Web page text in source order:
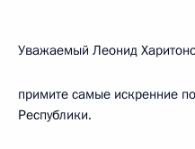
Уважаемый Леонид
примите самые искренние
Республики.